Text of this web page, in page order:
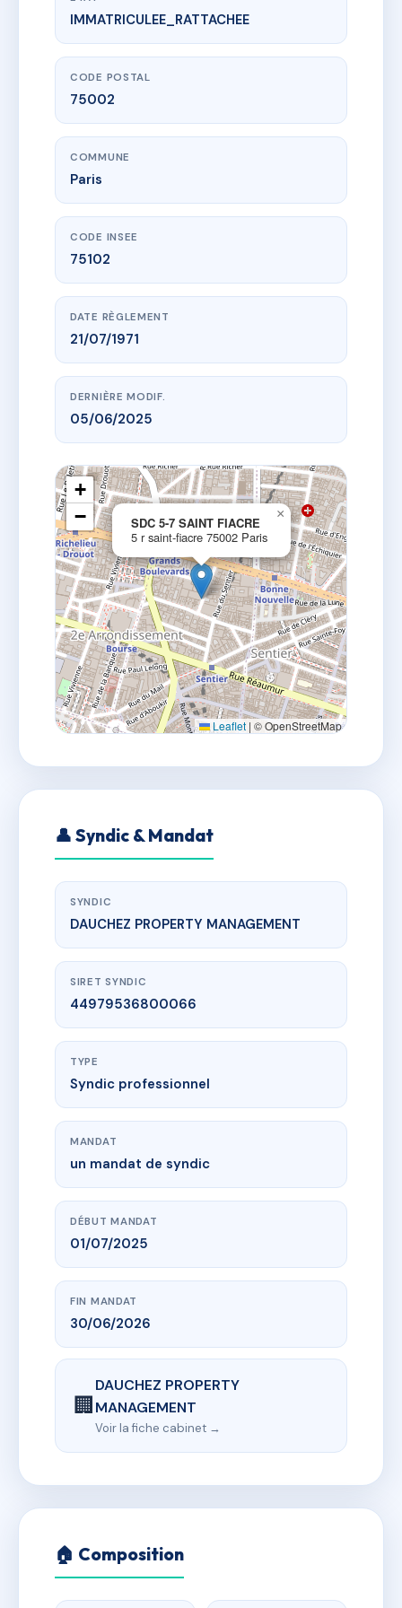
www.vme.plus/AC7189160
SDC 5-7 SAINT FIACRE
5 r saint-fiacre
IMMATRICULEE_RATTACHEE
CODE POSTAL
75002
COMMUNE
Paris
CODE INSEE
75102
DATE RÈGLEMENT
21/07/1971
DERNIÈRE MODIF.
05/06/2025
SDC 5-7 SAINT FIACRE
5 r saint-fiacre 75002 Paris
×
+
−
Leaflet | © OpenStreetMap
👤 Syndic & Mandat
SYNDIC
DAUCHEZ PROPERTY MANAGEMENT
SIRET SYNDIC
44979536800066
TYPE
Syndic professionnel
MANDAT
un mandat de syndic
DÉBUT MANDAT
01/07/2025
FIN MANDAT
30/06/2026
🏢
DAUCHEZ PROPERTY
MANAGEMENT
Voir la fiche cabinet →
🏠 Composition